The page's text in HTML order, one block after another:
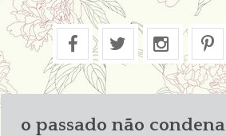
o passado não condena